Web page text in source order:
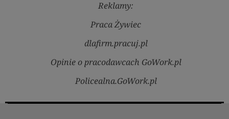
Reklamy:
Praca Żywiec
dlafirm.pracuj.pl
Opinie o pracodawcach GoWork.pl
Policealna.GoWork.pl